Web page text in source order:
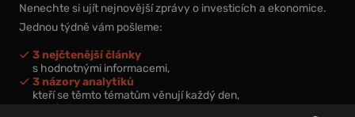
Nenechte si ujít nejnovější zprávy o investicích a ekonomice.
Jednou týdně vám pošleme:
3 nejčtenější články
s hodnotnými informacemi,
3 názory analytiků
kteří se těmto tématům věnují každý den,
nová videa a podcasty